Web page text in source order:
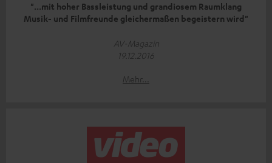
"...mit hoher Bassleistung und grandiosem Raumklang
Musik- und Filmfreunde gleichermaßen begeistern wird"
AV-Magazin
19.12.2016
Mehr...